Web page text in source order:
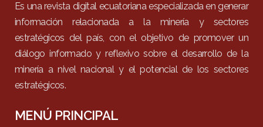
Es una revista digital ecuatoriana especializada en generar
información relacionada a la minería y sectores
estratégicos del país, con el objetivo de promover un
diálogo informado y reflexivo sobre el desarrollo de la
minería a nivel nacional y el potencial de los sectores
estratégicos.
MENÚ PRINCIPAL